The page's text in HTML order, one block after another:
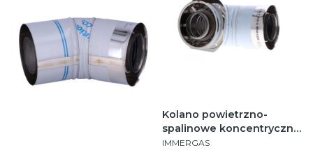
Kolano powietrzno-
spalinowe koncentryczne
87° DN60/100 z
PRODUCENT
IMMERGAS